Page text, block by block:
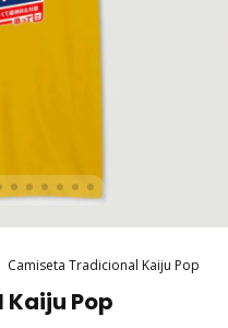
Camiseta Tradicional Kaiju Pop
Pop